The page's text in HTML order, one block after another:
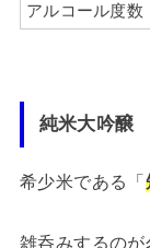
アルコール度数
純米大吟醸
希少米である「
雑呑みするのが